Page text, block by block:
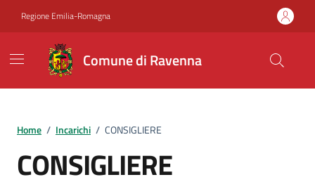
Regione Emilia-Romagna
Comune di Ravenna
Home / Incarichi / CONSIGLIERE
CONSIGLIERE